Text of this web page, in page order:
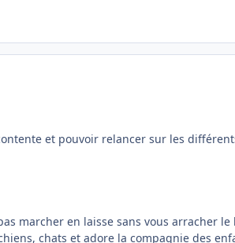
et pouvoir relancer sur les
marcher en laisse sans vous arracher le
chats et adore la compagnie des